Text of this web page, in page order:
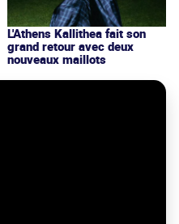
L'Athens Kallithea fait son
grand retour avec deux
nouveaux maillots